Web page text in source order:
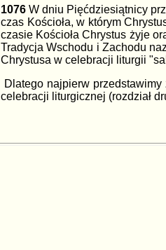
1076W dniu Pięćdziesiątnicy
czas Kościoła, w którym
czasie Kościoła Chrystus żyje
Tradycja Wschodu i Zachodu
Chrystusa w celebracji liturgii
Dlatego najpierw
celebracji liturgicznej (rozdział